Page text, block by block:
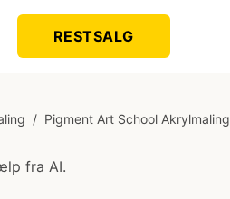
RESTSALG
/ Pigment Art School Akrylmaling
fra AI.